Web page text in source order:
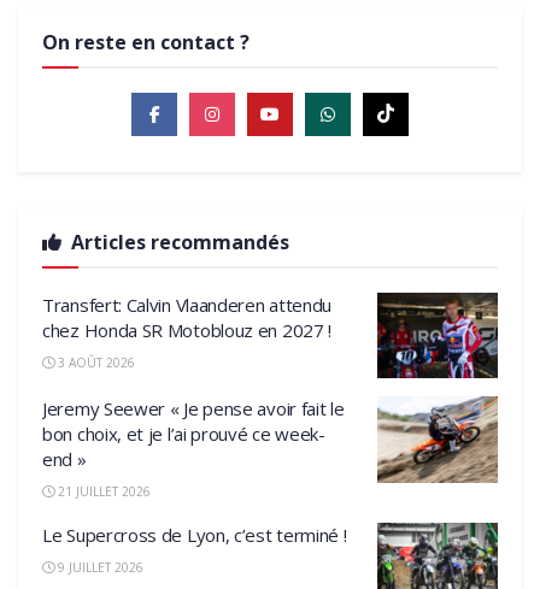
On reste en contact ?
Articles recommandés
Transfert: Calvin Vlaanderen attendu
chez Honda SR Motoblouz en 2027 !
3 AOÛT 2026
Jeremy Seewer « Je pense avoir fait le
bon choix, et je l’ai prouvé ce week-
end »
21 JUILLET 2026
Le Supercross de Lyon, c’est terminé !
9 JUILLET 2026